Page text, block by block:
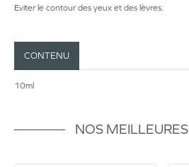
Eviter le contour des yeux et des lèvres.
CONTENU
10ml
NOS MEILLEURES